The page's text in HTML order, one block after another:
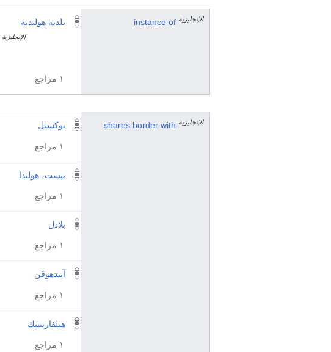
instance of الإنجليزية بلدية هولندية
الإنجليزية
١ مراجع
shares border with الإنجليزية بوكستل
١ مراجع
بيست، هولندا
١ مراجع
بلادل
١ مراجع
آيندهوڤن
١ مراجع
هيلفارينبيك
١ مراجع